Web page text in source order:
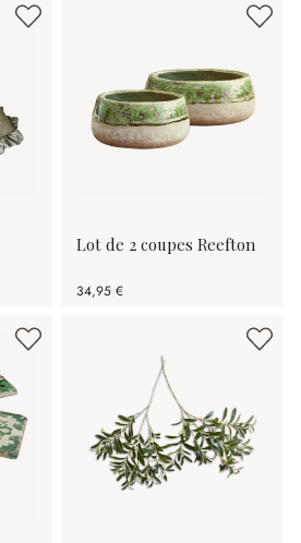
Lot de 2 coupes Reefton
34,95 €